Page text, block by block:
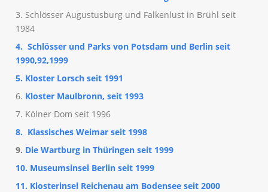
3. Schlösser Augustusburg und Falkenlust in Brühl seit
1984
4. Schlösser und Parks von Potsdam und Berlin seit
1990,92,1999
5. Kloster Lorsch seit 1991
6. Kloster Maulbronn, seit 1993
7. Kölner Dom seit 1996
8. Klassisches Weimar seit 1998
9. Die Wartburg in Thüringen seit 1999
10. Museumsinsel Berlin seit 1999
11. Klosterinsel Reichenau am Bodensee seit 2000